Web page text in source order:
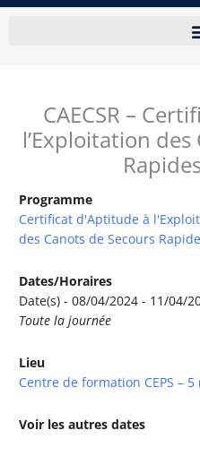
CAECSR –
l’Exploitation
Programme
Certificat d'Aptitude à
des Canots de Secours
Dates/Horaires
Date(s) - 08/04/2024 - 11/04/
Toute la journée
Lieu
Centre de formation CEPS –
Voir les autres dates